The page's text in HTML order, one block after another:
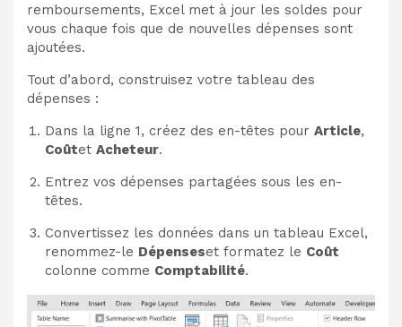
remboursements, Excel met à jour les soldes pour
vous chaque fois que de nouvelles dépenses sont
ajoutées.
Tout d’abord, construisez votre tableau des
dépenses :
Dans la ligne 1, créez des en-têtes pour Article,
Coûtet Acheteur.
Entrez vos dépenses partagées sous les en-
têtes.
Convertissez les données dans un tableau Excel,
renommez-le Dépenseset formatez le Coût
colonne comme Comptabilité.